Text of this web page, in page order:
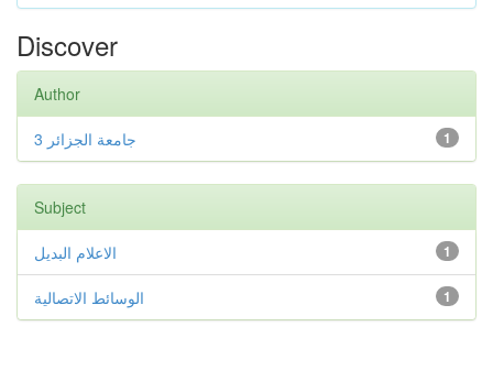
Discover
Author
1 جامعة الجزائر 3
Subject
1 الاعلام البديل
1 الوسائط الاتصالية